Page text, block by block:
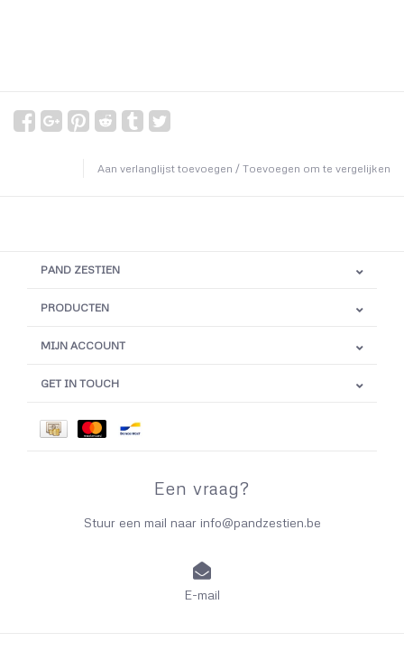
Aan verlanglijst toevoegen / Toevoegen om te vergelijken
PAND ZESTIEN
PRODUCTEN
MIJN ACCOUNT
GET IN TOUCH
Een vraag?
Stuur een mail naar info@pandzestien.be
E-mail